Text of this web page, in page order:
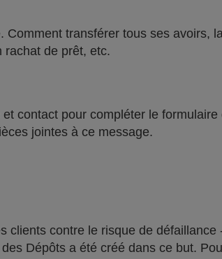
transférer tous ses avoirs,
rachat de prêt, etc.
contact pour compléter le
jointes à ce message.
contre le risque de
Dépôts a été créé dans ce but.